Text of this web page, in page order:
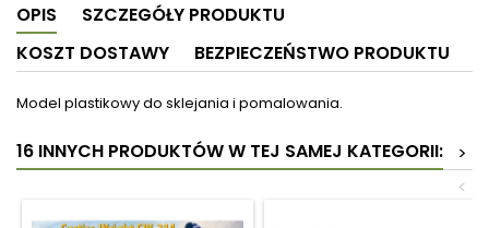
OPIS
SZCZEGÓŁY PRODUKTU
KOSZT DOSTAWY
BEZPIECZEŃSTWO PRODUKTU
Model plastikowy do sklejania i pomalowania.
16 INNYCH PRODUKTÓW W TEJ SAMEJ KATEGORII:
>
<